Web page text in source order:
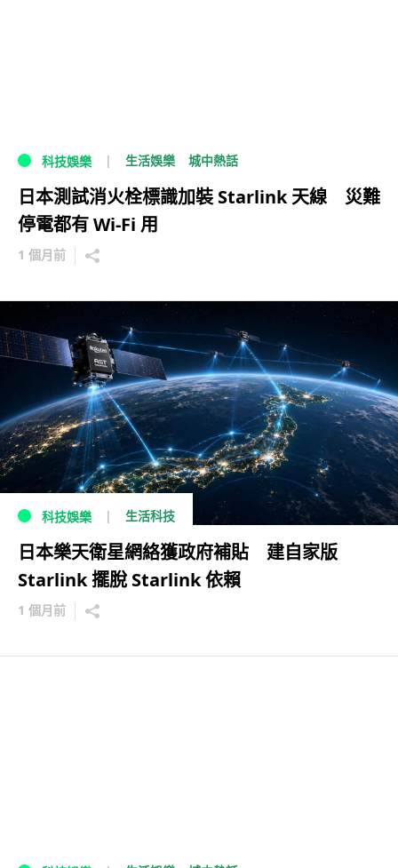
科技娛樂 生活娛樂 城中熱話
日本測試消火栓標識加裝 Starlink 天線 災難
停電都有 Wi-Fi 用
1 個月前
科技娛樂 生活科技
日本樂天衛星網絡獲政府補貼 建自家版
Starlink 擺脫 Starlink 依賴
1 個月前